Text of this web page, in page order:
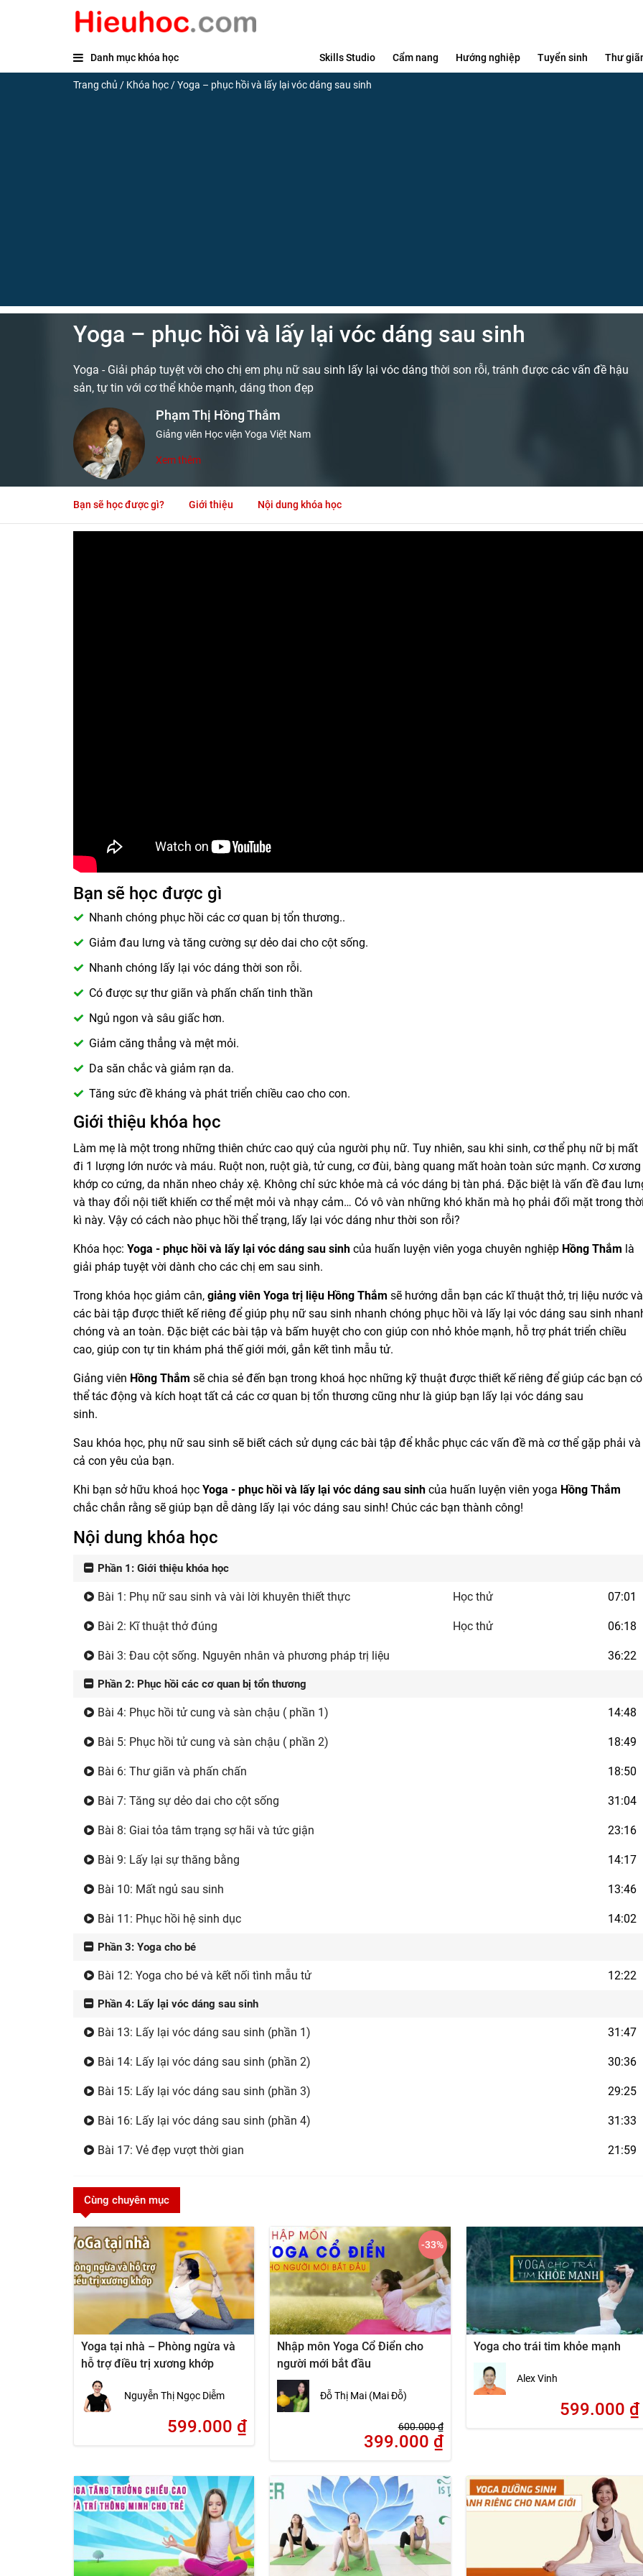
Danh mục khóa học Skills Studio Cẩm nang Hướng nghiệp Tuyển sinh Thư
Trang chủ / Khóa học /Yoga – phục hồi và lấy lại vóc dáng sau sinh
Yoga – phục hồi và lấy lại vóc dáng sau sinh
Yoga - Giải pháp tuyệt vời cho chị em phụ nữ sau sinh lấy lại vóc dáng thời son rỗi, tránh được các vấn đề hậu
sản, tự tin với cơ thể khỏe mạnh, dáng thon đẹp
Phạm Thị Hồng Thắm
Giảng viên Học viện Yoga Việt Nam
Xem thêm
Bạn sẽ học được gì? Giới thiệu Nội dung khóa học
Bạn sẽ học được gì
Nhanh chóng phục hồi các cơ quan bị tổn thương..
Giảm đau lưng và tăng cường sự dẻo dai cho cột sống.
Nhanh chóng lấy lại vóc dáng thời son rỗi.
Có được sự thư giãn và phấn chấn tinh thần
Ngủ ngon và sâu giấc hơn.
Giảm căng thẳng và mệt mỏi.
Da săn chắc và giảm rạn da.
Tăng sức đề kháng và phát triển chiều cao cho con.
Giới thiệu khóa học
Làm mẹ là một trong những thiên chức cao quý của người phụ nữ. Tuy nhiên, sau khi sinh, cơ thể phụ nữ bị mất
đi 1 lượng lớn nước và máu. Ruột non, ruột già, tử cung, cơ đùi, bàng quang mất hoàn toàn sức mạnh. Cơ xương
khớp co cứng, da nhăn nheo chảy xệ. Không chỉ sức khỏe mà cả vóc dáng bị tàn phá. Đặc biệt là vấn đề đau
và thay đổi nội tiết khiến cơ thể mệt mỏi và nhạy cảm… Có vô vàn những khó khăn mà họ phải đối mặt trong
kì này. Vậy có cách nào phục hồi thể trạng, lấy lại vóc dáng như thời son rỗi?
Khóa học: Yoga - phục hồi và lấy lại vóc dáng sau sinh của huấn luyện viên yoga chuyên nghiệp Hồng Thắm là
giải pháp tuyệt vời dành cho các chị em sau sinh.
Trong khóa học giảm cân, giảng viên Yoga trị liệu Hồng Thắm sẽ hướng dẫn bạn các kĩ thuật thở, trị liệu nước và
các bài tập được thiết kế riêng để giúp phụ nữ sau sinh nhanh chóng phục hồi và lấy lại vóc dáng sau sinh
chóng và an toàn. Đặc biệt các bài tập và bấm huyệt cho con giúp con nhỏ khỏe mạnh, hỗ trợ phát triển chiều
cao, giúp con tự tin khám phá thế giới mới, gắn kết tình mẫu tử.
Giảng viên Hồng Thắm sẽ chia sẻ đến bạn trong khoá học những kỹ thuật được thiết kế riêng để giúp các bạn có
thể tác động và kích hoạt tất cả các cơ quan bị tổn thương cũng như là giúp bạn lấy lại vóc dáng sau
sinh.
Sau khóa học, phụ nữ sau sinh sẽ biết cách sử dụng các bài tập để khắc phục các vấn đề mà cơ thể gặp phải và
cả con yêu của bạn.
Khi bạn sở hữu khoá học Yoga - phục hồi và lấy lại vóc dáng sau sinh của huấn luyện viên yoga Hồng Thắm
chắc chắn rằng sẽ giúp bạn dễ dàng lấy lại vóc dáng sau sinh! Chúc các bạn thành công!
Nội dung khóa học
Phần 1: Giới thiệu khóa học
Bài 1: Phụ nữ sau sinh và vài lời khuyên thiết thực Học thử 07:01
Bài 2: Kĩ thuật thở đúng Học thử 06:18
Bài 3: Đau cột sống. Nguyên nhân và phương pháp trị liệu 36:22
Phần 2: Phục hồi các cơ quan bị tổn thương
Bài 4: Phục hồi tử cung và sàn chậu ( phần 1) 14:48
Bài 5: Phục hồi tử cung và sàn chậu ( phần 2) 18:49
Bài 6: Thư giãn và phấn chấn 18:50
Bài 7: Tăng sự dẻo dai cho cột sống 31:04
Bài 8: Giai tỏa tâm trạng sợ hãi và tức giận 23:16
Bài 9: Lấy lại sự thăng bằng 14:17
Bài 10: Mất ngủ sau sinh 13:46
Bài 11: Phục hồi hệ sinh dục 14:02
Phần 3: Yoga cho bé
Bài 12: Yoga cho bé và kết nối tình mẫu tử 12:22
Phần 4: Lấy lại vóc dáng sau sinh
Bài 13: Lấy lại vóc dáng sau sinh (phần 1) 31:47
Bài 14: Lấy lại vóc dáng sau sinh (phần 2) 30:36
Bài 15: Lấy lại vóc dáng sau sinh (phần 3) 29:25
Bài 16: Lấy lại vóc dáng sau sinh (phần 4) 31:33
Bài 17: Vẻ đẹp vượt thời gian 21:59
Cùng chuyên mục
Yoga tại nhà – Phòng ngừa và
hỗ trợ điều trị xương khớp
Nguyễn Thị Ngọc Diễm
599.000 ₫
Nhập môn Yoga Cổ Điển cho
người mới bắt đầu
Đỗ Thị Mai (Mai Đỗ)
600.000₫
399.000 ₫
-33%
Yoga cho trái tim khỏe mạnh
Alex Vinh
599.000 ₫